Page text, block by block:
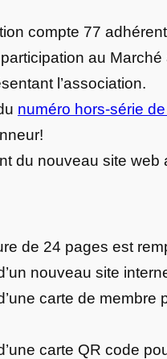
compte 77
au
l’association.
numéro hors-série
du nouveau site
de 24 pages est
nouveau site
carte de
carte QR code